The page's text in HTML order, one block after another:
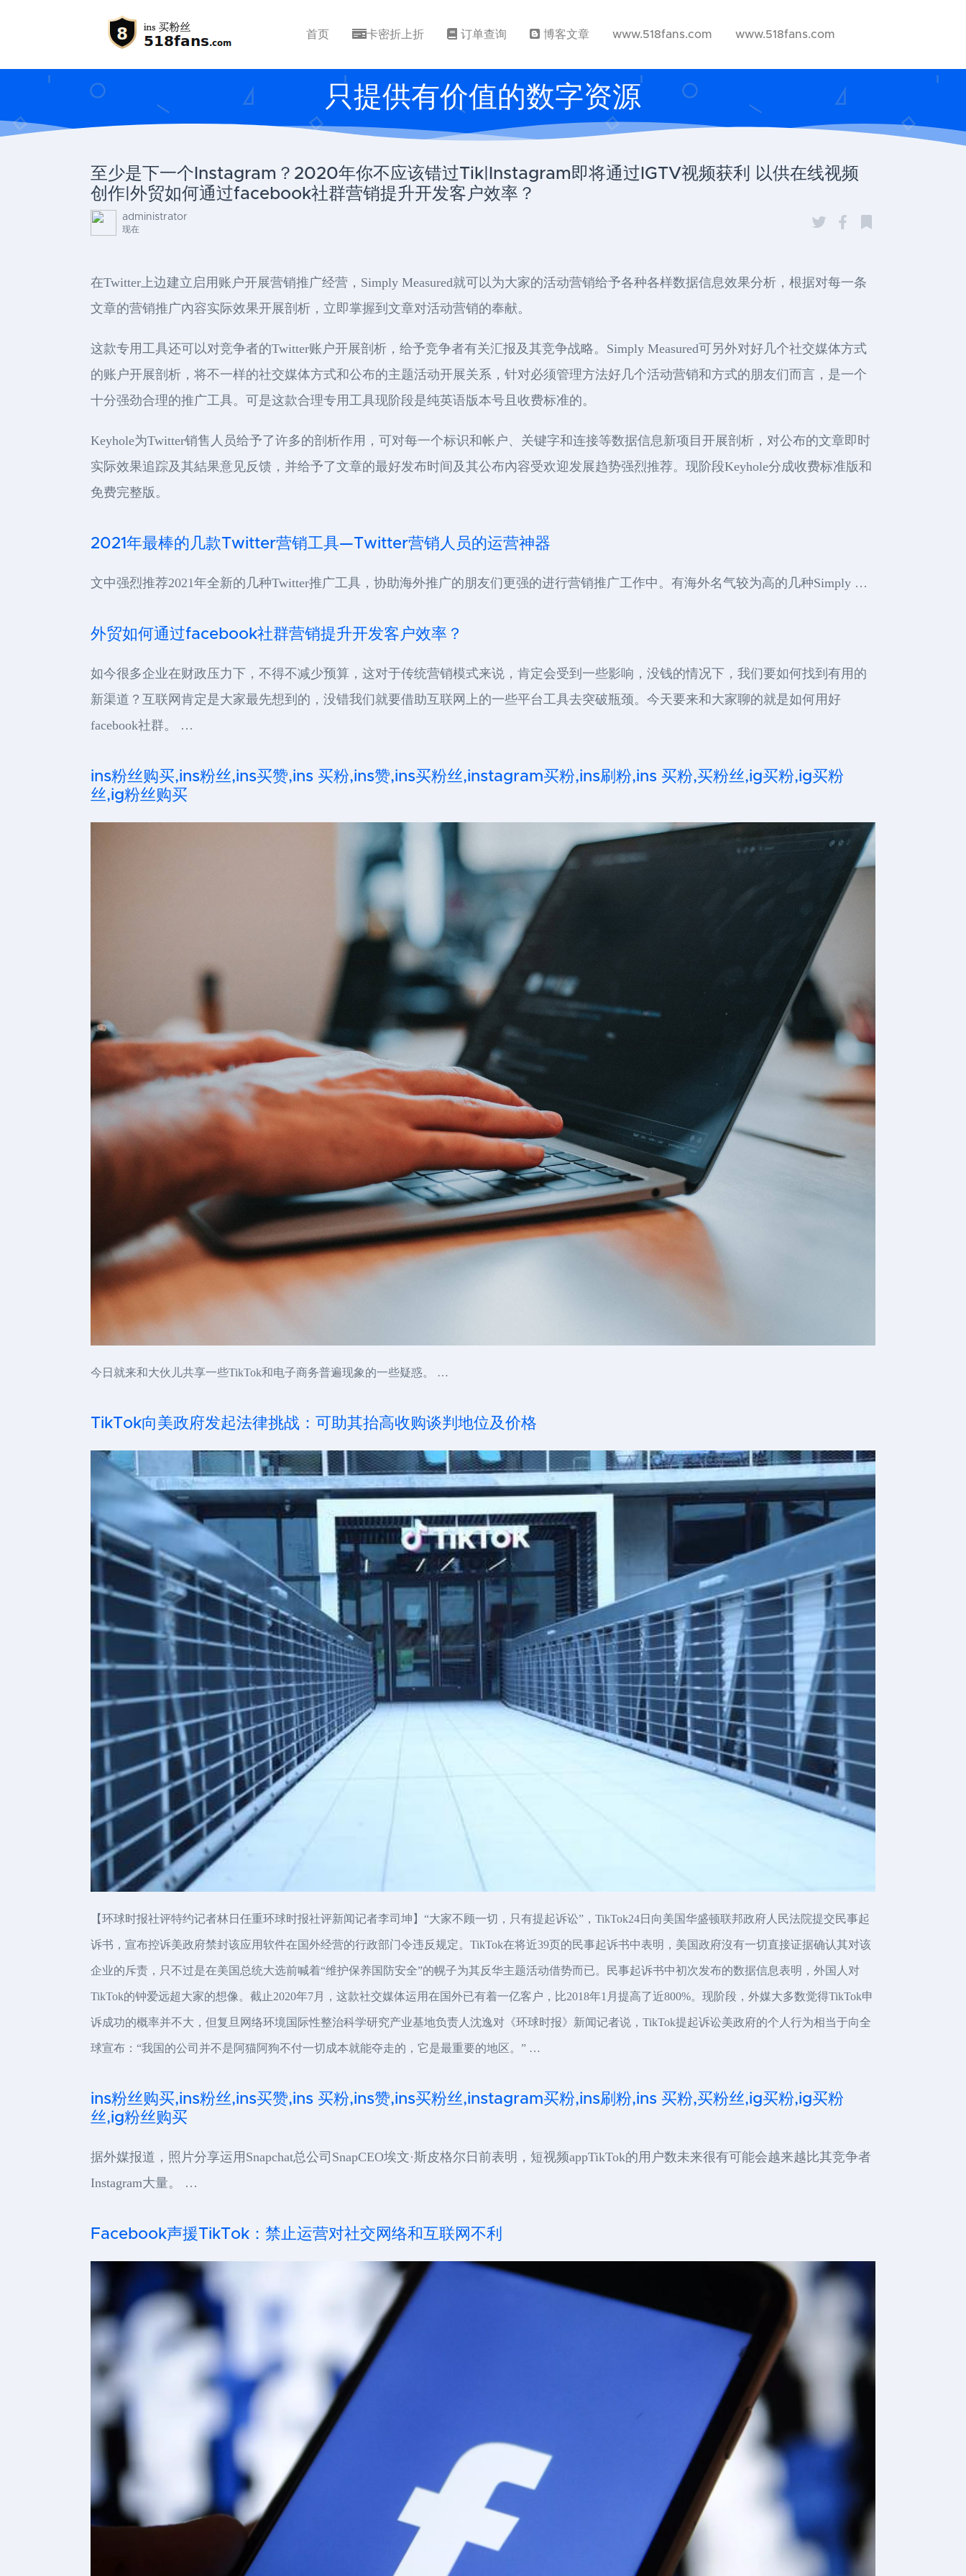
首页 卡密折上折 订单查询 博客文章 www.518fans.com www.518fans.com
只提供有价值的数字资源
至少是下一个Instagram？2020年你不应该错过Tik|Instagram即将通过IGTV视频获利 以供在线视频
创作|外贸如何通过facebook社群营销提升开发客户效率？
administrator
现在
在Twitter上边建立启用账户开展营销推广经营，Simply Measured就可以为大家的活动营销给予各种各样数据信息效果分析，根据对每一条
文章的营销推广內容实际效果开展剖析，立即掌握到文章对活动营销的奉献。
这款专用工具还可以对竞争者的Twitter账户开展剖析，给予竞争者有关汇报及其竞争战略。Simply Measured可另外对好几个社交媒体方式
的账户开展剖析，将不一样的社交媒体方式和公布的主题活动开展关系，针对必须管理方法好几个活动营销和方式的朋友们而言，是一个
十分强劲合理的推广工具。可是这款合理专用工具现阶段是纯英语版本号且收费标准的。
Keyhole为Twitter销售人员给予了许多的剖析作用，可对每一个标识和帐户、关键字和连接等数据信息新项目开展剖析，对公布的文章即时
实际效果追踪及其結果意见反馈，并给予了文章的最好发布时间及其公布內容受欢迎发展趋势强烈推荐。现阶段Keyhole分成收费标准版和
免费完整版。
2021年最棒的几款Twitter营销工具—Twitter营销人员的运营神器
文中强烈推荐2021年全新的几种Twitter推广工具，协助海外推广的朋友们更强的进行营销推广工作中。有海外名气较为高的几种Simply …
外贸如何通过facebook社群营销提升开发客户效率？
如今很多企业在财政压力下，不得不减少预算，这对于传统营销模式来说，肯定会受到一些影响，没钱的情况下，我们要如何找到有用的
新渠道？互联网肯定是大家最先想到的，没错我们就要借助互联网上的一些平台工具去突破瓶颈。今天要来和大家聊的就是如何用好
facebook社群。 …
ins粉丝购买,ins粉丝,ins买赞,ins 买粉,ins赞,ins买粉丝,instagram买粉,ins刷粉,ins 买粉,买粉丝,ig买粉,ig买粉
丝,ig粉丝购买
今日就来和大伙儿共享一些TikTok和电子商务普遍现象的一些疑惑。 …
TikTok向美政府发起法律挑战：可助其抬高收购谈判地位及价格
【环球时报社评特约记者林日任重环球时报社评新闻记者李司坤】“大家不顾一切，只有提起诉讼”，TikTok24日向美国华盛顿联邦政府人民法院提交民事起
诉书，宣布控诉美政府禁封该应用软件在国外经营的行政部门令违反规定。TikTok在将近39页的民事起诉书中表明，美国政府沒有一切直接证据确认其对该
企业的斥责，只不过是在美国总统大选前喊着“维护保养国防安全”的幌子为其反华主题活动借势而已。民事起诉书中初次发布的数据信息表明，外国人对
TikTok的钟爱远超大家的想像。截止2020年7月，这款社交媒体运用在国外已有着一亿客户，比2018年1月提高了近800%。现阶段，外媒大多数觉得TikTok申
诉成功的概率并不大，但复旦网络环境国际性整治科学研究产业基地负责人沈逸对《环球时报》新闻记者说，TikTok提起诉讼美政府的个人行为相当于向全
球宣布：“我国的公司并不是阿猫阿狗不付一切成本就能夺走的，它是最重要的地区。” …
ins粉丝购买,ins粉丝,ins买赞,ins 买粉,ins赞,ins买粉丝,instagram买粉,ins刷粉,ins 买粉,买粉丝,ig买粉,ig买粉
丝,ig粉丝购买
据外媒报道，照片分享运用Snapchat总公司SnapCEO埃文·斯皮格尔日前表明，短视频appTikTok的用户数未来很有可能会越来越比其竞争者
Instagram大量。 …
Facebook声援TikTok：禁止运营对社交网络和互联网不利